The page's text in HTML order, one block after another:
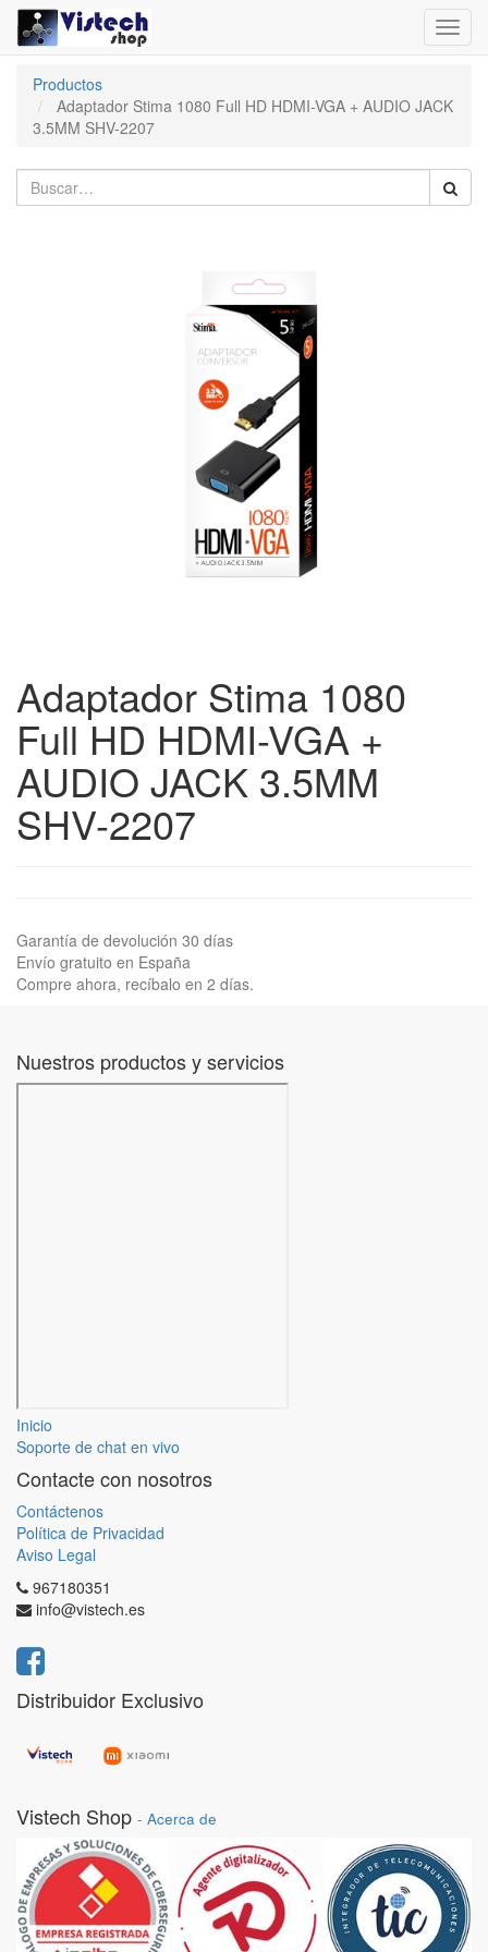
Productos
Adaptador Stima 1080 Full HD HDMI-VGA + AUDIO JACK
3.5MM SHV-2207
Adaptador Stima 1080
Full HD HDMI-VGA +
AUDIO JACK 3.5MM
SHV-2207
Garantía de devolución 30 días
Envío gratuito en España
Compre ahora, recíbalo en 2 días.
Nuestros productos y servicios
Inicio
Soporte de chat en vivo
Contacte con nosotros
Contáctenos
Política de Privacidad
Aviso Legal
967180351
info@vistech.es
Distribuidor Exclusivo
Vistech Shop - Acerca de